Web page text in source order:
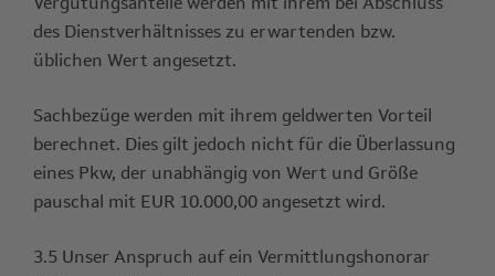
Vergütungsanteile werden mit ihrem bei Abschluss
des Dienstverhältnisses zu erwartenden bzw.
üblichen Wert angesetzt.
Sachbezüge werden mit ihrem geldwerten Vorteil
berechnet. Dies gilt jedoch nicht für die Überlassung
eines Pkw, der unabhängig von Wert und Größe
pauschal mit EUR 10.000,00 angesetzt wird.
3.5 Unser Anspruch auf ein Vermittlungshonorar